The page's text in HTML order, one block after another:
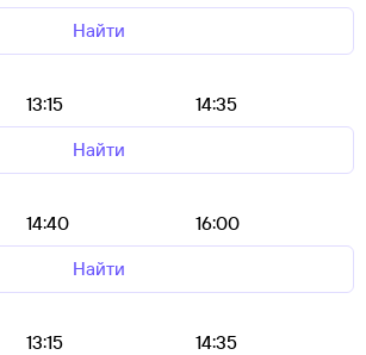
Найти
13:15
14:35
Найти
14:40
16:00
Найти
13:15
14:35